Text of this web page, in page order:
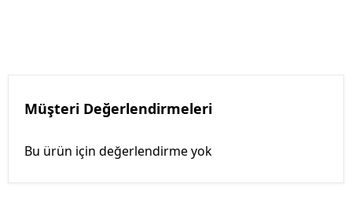
Müşteri Değerlendirmeleri
Bu ürün için değerlendirme yok